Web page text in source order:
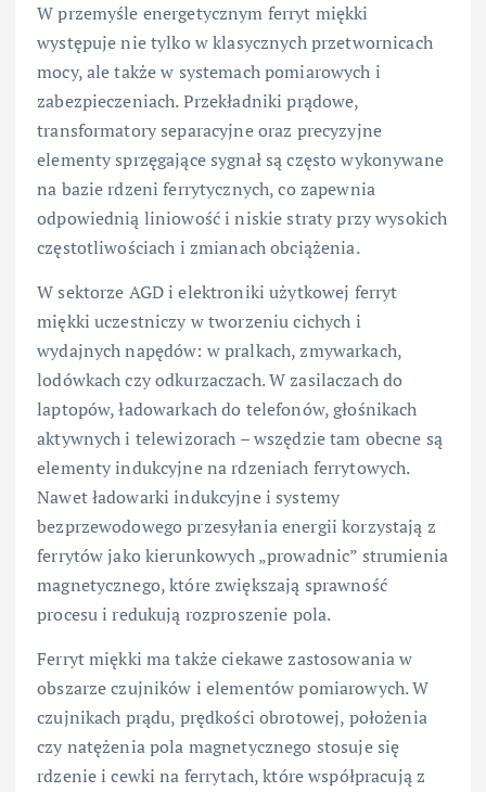
W przemyśle energetycznym ferryt miękki
występuje nie tylko w klasycznych przetwornicach
mocy, ale także w systemach pomiarowych i
zabezpieczeniach. Przekładniki prądowe,
transformatory separacyjne oraz precyzyjne
elementy sprzęgające sygnał są często wykonywane
na bazie rdzeni ferrytycznych, co zapewnia
odpowiednią liniowość i niskie straty przy wysokich
częstotliwościach i zmianach obciążenia.
W sektorze AGD i elektroniki użytkowej ferryt
miękki uczestniczy w tworzeniu cichych i
wydajnych napędów: w pralkach, zmywarkach,
lodówkach czy odkurzaczach. W zasilaczach do
laptopów, ładowarkach do telefonów, głośnikach
aktywnych i telewizorach – wszędzie tam obecne są
elementy indukcyjne na rdzeniach ferrytowych.
Nawet ładowarki indukcyjne i systemy
bezprzewodowego przesyłania energii korzystają z
ferrytów jako kierunkowych „prowadnic” strumienia
magnetycznego, które zwiększają sprawność
procesu i redukują rozproszenie pola.
Ferryt miękki ma także ciekawe zastosowania w
obszarze czujników i elementów pomiarowych. W
czujnikach prądu, prędkości obrotowej, położenia
czy natężenia pola magnetycznego stosuje się
rdzenie i cewki na ferrytach, które współpracują z